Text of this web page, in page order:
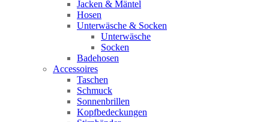
Jacken & Mäntel
Hosen
Unterwäsche & Socken
Unterwäsche
Socken
Badehosen
Accessoires
Taschen
Schmuck
Sonnenbrillen
Kopfbedeckungen